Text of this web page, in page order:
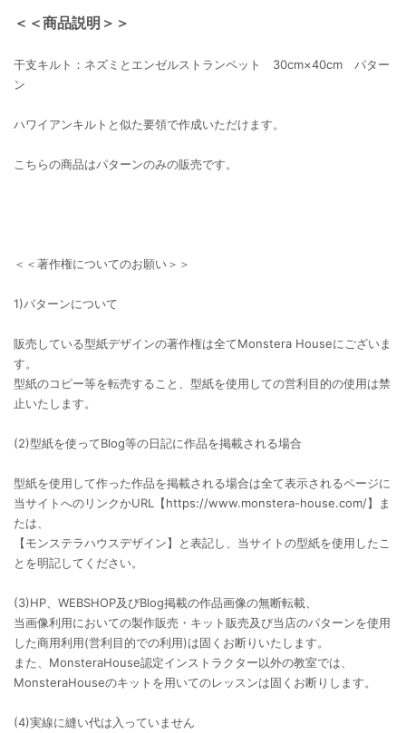
＜＜商品説明＞＞
干支キルト：ネズミとエンゼルストランペット 30cm×40cm パター
ン
ハワイアンキルトと似た要領で作成いただけます。
こちらの商品はパターンのみの販売です。
＜＜著作権についてのお願い＞＞
1)パターンについて
販売している型紙デザインの著作権は全てMonstera Houseにございま
す。
型紙のコピー等を転売すること、型紙を使用しての営利目的の使用は禁
止いたします。
(2)型紙を使ってBlog等の日記に作品を掲載される場合
型紙を使用して作った作品を掲載される場合は全て表示されるページに
当サイトへのリンクかURL【https://www.monstera-house.com/】ま
たは、
【モンステラハウスデザイン】と表記し、当サイトの型紙を使用したこ
とを明記してください。
(3)HP、WEBSHOP及びBlog掲載の作品画像の無断転載、
当画像利用においての製作販売・キット販売及び当店のパターンを使用
した商用利用(営利目的での利用)は固くお断りいたします。
また、MonsteraHouse認定インストラクター以外の教室では、
MonsteraHouseのキットを用いてのレッスンは固くお断りします。
(4)実線に縫い代は入っていません